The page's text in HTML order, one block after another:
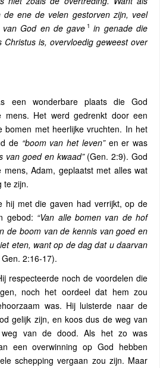
ene de velen gestorven zijn, veel
God en de gave 1 in genade die
is, overvloedig geweest over
een wonderbare plaats die God
mens. Het werd gedrenkt door een
bomen met heerlijke vruchten. In het
de “boom van het leven”en er was
van goed en kwaad”(Gen. 2:9). God
Adam, geplaatst met alles wat
te zijn.
hij met die gaven had verrijkt, op de
gebod: “Van alle bomen van de hof
de boom van de kennis van goed en
eten, want op de dag dat u daarvan
Gen. 2:16-17).
respecteerde noch de voordelen die
noch het oordeel dat hem zou
was. Hij luisterde naar de
gelijk zijn, en koos dus de weg van
weg van de dood. Als het zo was
een overwinning op God hebben
schepping vergaan zou zijn. Maar